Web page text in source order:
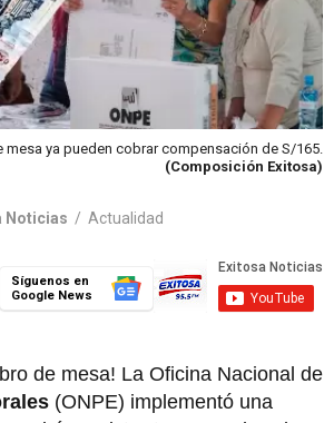
mesa ya pueden cobrar compensación de S/165.
(Composición Exitosa)
Noticias / Actualidad
Síguenos en
Google News
de mesa! La Oficina Nacional de
(ONPE) implementó una